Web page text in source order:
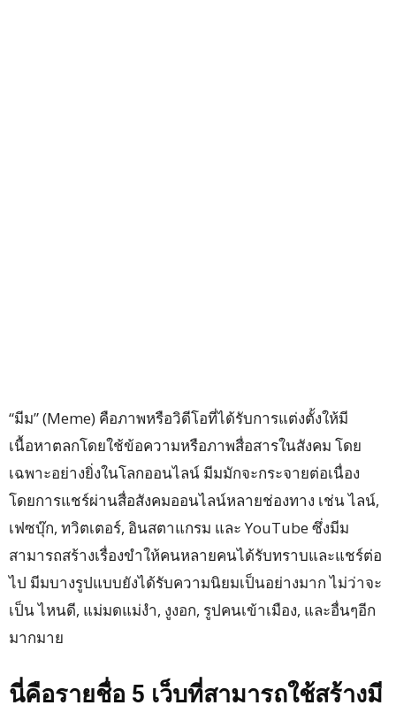
“มีม” (Meme) คือภาพหรือวิดีโอที่ได้รับการแต่งตั้งให้มี
เนื้อหาตลกโดยใช้ข้อความหรือภาพสื่อสารในสังคม โดย
เฉพาะอย่างยิ่งในโลกออนไลน์ มีมมักจะกระจายต่อเนื่อง
โดยการแชร์ผ่านสื่อสังคมออนไลน์หลายช่องทาง เช่น ไลน์,
เฟซบุ๊ก, ทวิตเตอร์, อินสตาแกรม และ YouTube ซึ่งมีม
สามารถสร้างเรื่องขำให้คนหลายคนได้รับทราบและแชร์ต่อ
ไป มีมบางรูปแบบยังได้รับความนิยมเป็นอย่างมาก ไม่ว่าจะ
เป็น ไหนดี, แม่มดแม่งำ, งูงอก, รูปคนเข้าเมือง, และอื่นๆอีก
มากมาย
นี่คือรายชื่อ 5 เว็บที่สามารถใช้สร้างมี